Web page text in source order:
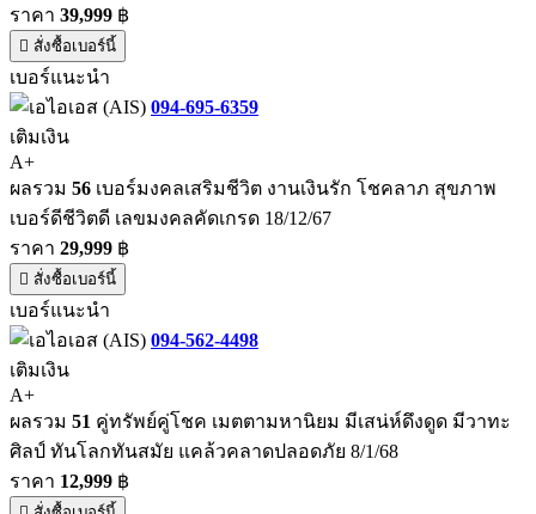
ราคา 39,999 ฿
สั่งซื้อเบอร์นี้
เบอร์แนะนำ
094-695-6359
เติมเงิน
A+
ผลรวม 56 เบอร์มงคลเสริมชีวิต งานเงินรัก โชคลาภ สุขภาพ
เบอร์ดีชีวิตดี เลขมงคลคัดเกรด 18/12/67
ราคา 29,999 ฿
สั่งซื้อเบอร์นี้
เบอร์แนะนำ
094-562-4498
เติมเงิน
A+
ผลรวม 51 คู่ทรัพย์คู่โชค เมตตามหานิยม มีเสน่ห์ดึงดูด มีวาทะ
ศิลป์ ทันโลกทันสมัย แคล้วคลาดปลอดภัย 8/1/68
ราคา 12,999 ฿